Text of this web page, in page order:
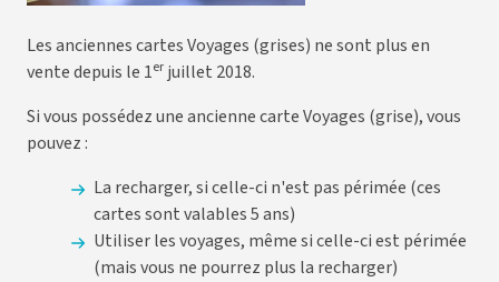
Les anciennes cartes Voyages (grises) ne sont plus en
vente depuis le 1er juillet 2018.
Si vous possédez une ancienne carte Voyages (grise), vous
pouvez :
La recharger, si celle-ci n'est pas périmée (ces
cartes sont valables 5 ans)
Utiliser les voyages, même si celle-ci est périmée
(mais vous ne pourrez plus la recharger)